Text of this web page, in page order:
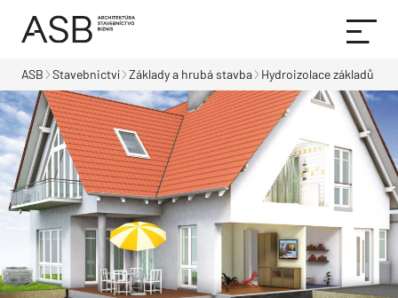
ASB Stavebnictví Základy a hrubá stavba Hydroizolace základů